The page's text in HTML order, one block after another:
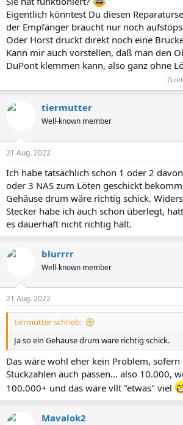
Eigentlich könntest Du diesen
der Empfänger braucht nur noch
Oder Horst druckt direkt noch eine
Kann mir auch vorstellen, daß man den
DuPont klemmen kann, also ganz ohne
tiermutter
Well-known member
21 Aug. 2022
Ich habe tatsächlich schon 1 oder 2
oder 3 NAS zum Löten geschickt
Gehäuse drum wäre richtig schick.
Stecker habe ich auch schon überlegt,
es dauerhaft nicht richtig hält.
blurrrr
Well-known member
21 Aug. 2022
tiermutter schrieb:
Ja so ein Gehäuse drum wäre richtig schick.
Das wäre wohl eher kein Problem, sofern
Stückzahlen auch passen... also 10.000,
100.000+ und das wäre vllt "etwas" viel
Mavalok2